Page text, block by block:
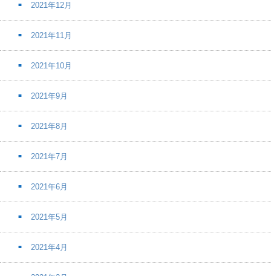
2021年12月
2021年11月
2021年10月
2021年9月
2021年8月
2021年7月
2021年6月
2021年5月
2021年4月